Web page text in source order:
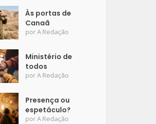
Às portas de
Canaã
porA Redação
Ministério de
todos
porA Redação
Presença ou
espetáculo?
porA Redação